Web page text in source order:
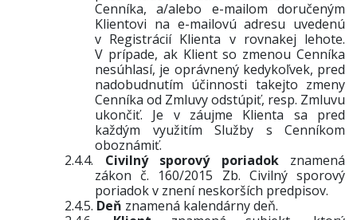
Cenníka, a/alebo e-mailom doručeným
Klientovi na e-mailovú adresu uvedenú
v Registrácií Klienta v rovnakej lehote.
V prípade, ak Klient so zmenou Cenníka
nesúhlasí, je oprávnený kedykoľvek, pred
nadobudnutím účinnosti takejto zmeny
Cenníka od Zmluvy odstúpiť, resp. Zmluvu
ukončiť. Je v záujme Klienta sa pred
každým využitím Služby s Cenníkom
oboznámiť.
2.4.4. Civilný sporový poriadokznamená
zákon č. 160/2015 Zb. Civilný sporový
poriadok v znení neskorších predpisov.
2.4.5. Deň znamená kalendárny deň.